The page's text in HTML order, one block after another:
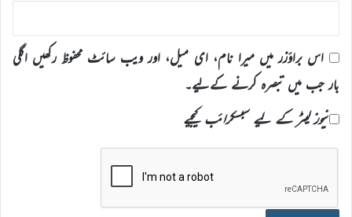
اس براؤزر میں میرا نام، ای میل، اور ویب سائٹ محفوظ رکھیں اگلی
بار جب میں تبصرہ کرنے کےلیے۔
نیوز لیٹر کے لیے سبسکرائب کیجیے